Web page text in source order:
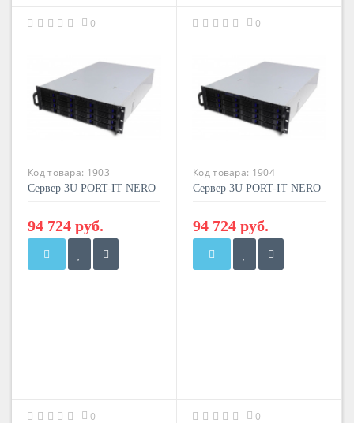
0
Код товара: 1903
Сервер 3U PORT-IT NERO
94 724 руб.
0
Код товара: 1904
Сервер 3U PORT-IT NERO
94 724 руб.
0 0